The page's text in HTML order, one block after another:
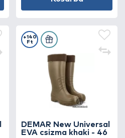
DEMAR New Universal
EVA csizma khaki - 46
+140
Ft